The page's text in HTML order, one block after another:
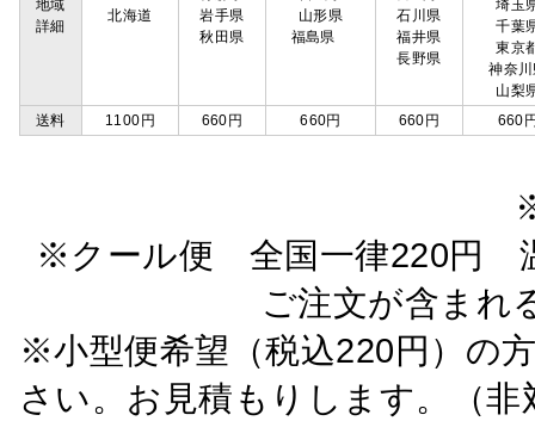
地域
詳細
北海道
岩手県
秋田県
山形県
福島県
石川県
福井県
長野県
埼玉
千葉
東京
神奈
山梨
送料
1100円 660円 660円 660円 660
※クール便 全国一律220円
ご注文が含ま
※小型便希望（税込220円）の
さい。お見積もりします。（非